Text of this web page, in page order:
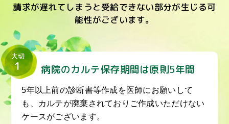
請求が遅れてしまうと受給できない部分が生じる可
能性がございます。
大切
1 病院のカルテ保存期間は原則5年間
5年以上前の診断書等作成を医師にお願いして
も、カルテが廃棄されておりご作成いただけない
ケースがございます。